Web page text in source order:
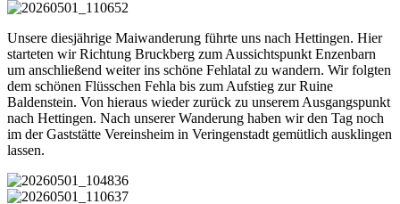
Unsere diesjährige Maiwanderung führte uns nach Hettingen. Hier
starteten wir Richtung Bruckberg zum Aussichtspunkt Enzenbarn
um anschließend weiter ins schöne Fehlatal zu wandern. Wir folgten
dem schönen Flüsschen Fehla bis zum Aufstieg zur Ruine
Baldenstein. Von hieraus wieder zurück zu unserem Ausgangspunkt
nach Hettingen. Nach unserer Wanderung haben wir den Tag noch
im der Gaststätte Vereinsheim in Veringenstadt gemütlich ausklingen
lassen.